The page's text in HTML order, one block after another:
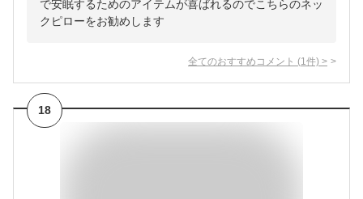
で安眠するためのアイテムが喜ばれるのでこちらのネッ
クピローをお勧めします
全てのおすすめコメント (1 件) >
18